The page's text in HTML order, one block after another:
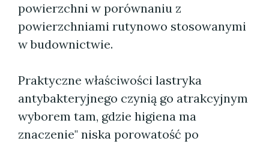
powierzchni w porównaniu z
powierzchniami rutynowo stosowanymi
w budownictwie.
Praktyczne właściwości lastryka
antybakteryjnego czynią go atrakcyjnym
wyborem tam, gdzie higiena ma
znaczenie" niska porowatość po